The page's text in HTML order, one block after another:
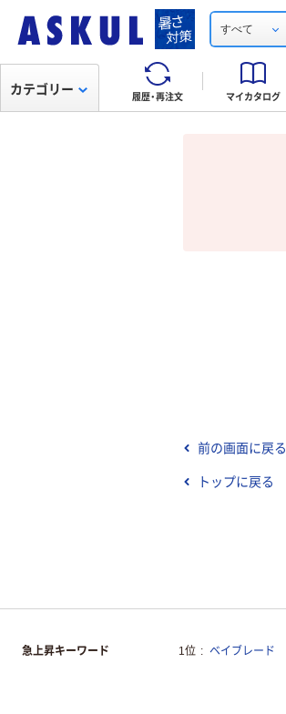
すべて
履歴・再注文 マイカタログ
カテゴリー
前の画面に戻る
トップに戻る
急上昇キーワード 1位 ベイブレード